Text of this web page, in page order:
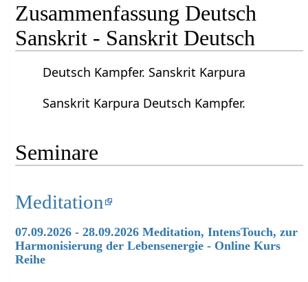
Zusammenfassung Deutsch
Sanskrit - Sanskrit Deutsch
Deutsch Kampfer. Sanskrit Karpura
Sanskrit Karpura Deutsch Kampfer.
Seminare
Meditation
07.09.2026 - 28.09.2026 Meditation, IntensTouch, zur
Harmonisierung der Lebensenergie - Online Kurs
Reihe